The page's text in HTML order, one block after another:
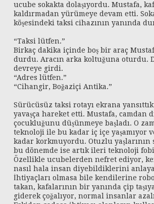
ucube sokakta dolaşıyordu. Mustafa,
kaldırmadan yürümeye devam etti.
köşesindeki taksi cihazının yanında
“Taksi lütfen.”
Birkaç dakika içinde boş bir araç
durdu. Aracın arka koltuğuna oturdu.
devreye girdi.
“Adres lütfen.”
“Cihangir, Boğaziçi Antika.”
Sürücüsüz taksi rotayı ekrana
yavaşça hareket etti. Mustafa, camdan
çocukluğunu düşünmeye başladı. O
teknoloji ile bu kadar iç içe yaşamıyor
kadar korkmuyordu. Otuzlu yaşlarının
bu dönemde ise artık ileri teknoloji
Özellikle ucubelerden nefret ediyor,
nasıl hala insan diyebildiklerini
İhtiyaçları olmasa bile kendilerine
takan, kafalarının bir yanında çip
giderek çoğalıyor, normal insanlar